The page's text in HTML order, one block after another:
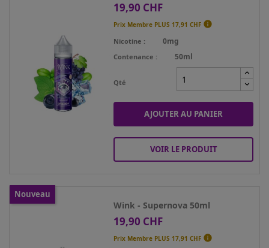
Prix
19,90 CHF
Prix Membre PLUS 17,91 CHF 
Nicotine 0mg
Contenance 50ml
Qté
AJOUTER AU PANIER
VOIR LE PRODUIT
Wink - Supernova 50ml
Prix
19,90 CHF
Prix Membre PLUS 17,91 CHF 
Nouveau